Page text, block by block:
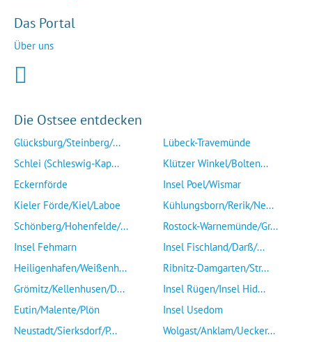
Das Portal
Über uns
Die Ostsee entdecken
Glücksburg/Steinberg/...
Schlei (Schleswig-Kap...
Eckernförde
Kieler Förde/Kiel/Laboe
Schönberg/Hohenfelde/...
Insel Fehmarn
Heiligenhafen/Weißenh...
Grömitz/Kellenhusen/D...
Eutin/Malente/Plön
Neustadt/Sierksdorf/P...
Lübeck-Travemünde
Klützer Winkel/Bolten...
Insel Poel/Wismar
Kühlungsborn/Rerik/Ne...
Rostock-Warnemünde/Gr...
Insel Fischland/Darß/...
Ribnitz-Damgarten/Str...
Insel Rügen/Insel Hid...
Insel Usedom
Wolgast/Anklam/Uecker...